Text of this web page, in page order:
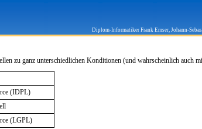
Diplom-Informatiker Frank Emser, Johann-
zu ganz unterschiedlichen Konditionen (und wahrscheinlich auch
(IDPL)
(LGPL)